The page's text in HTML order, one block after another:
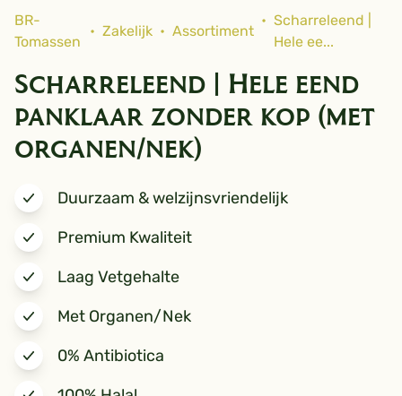
BR-
Tomassen
• Zakelijk • Assortiment
• Scharreleend |
Hele ee...
Scharreleend | Hele eend
panklaar zonder kop (met
organen/nek)
Duurzaam & welzijnsvriendelijk
Premium Kwaliteit
Laag Vetgehalte
Met Organen/Nek
0% Antibiotica